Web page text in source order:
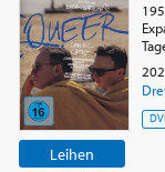
Leihen